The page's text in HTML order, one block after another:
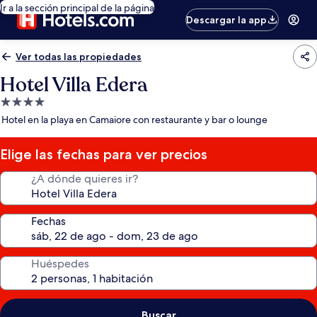
Ir a la sección principal de la página
Descargar la app
Ver todas las propiedades
Hotel Villa Edera
Propiedad
de
estrellas
Hotel en la playa en Camaiore con restaurante y bar o lounge
Elige las fechas para ver precios
¿A dónde quieres ir?
Fechas
Huéspedes